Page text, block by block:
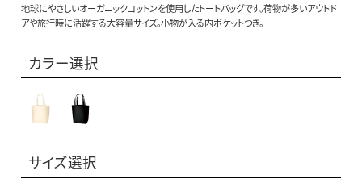
地球にやさしいオーガニックコットンを使用したトートバッグです。荷物が多いアウトド
アや旅行時に活躍する大容量サイズ。小物が入る内ポケットつき。
カラー選択
サイズ選択